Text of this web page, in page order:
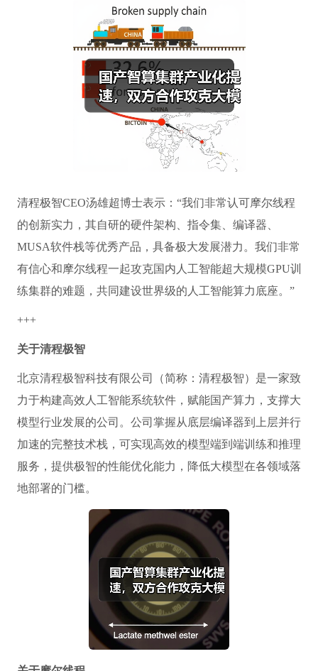
清程极智CEO汤雄超博士表示：“我们非常认可摩尔线程
的创新实力，其自研的硬件架构、指令集、编译器、
MUSA软件栈等优秀产品，具备极大发展潜力。我们非常
有信心和摩尔线程一起攻克国内人工智能超大规模GPU训
练集群的难题，共同建设世界级的人工智能算力底座。”
+++
关于清程极智
北京清程极智科技有限公司（简称：清程极智）是一家致
力于构建高效人工智能系统软件，赋能国产算力，支撑大
模型行业发展的公司。公司掌握从底层编译器到上层并行
加速的完整技术栈，可实现高效的模型端到端训练和推理
服务，提供极智的性能优化能力，降低大模型在各领域落
地部署的门槛。